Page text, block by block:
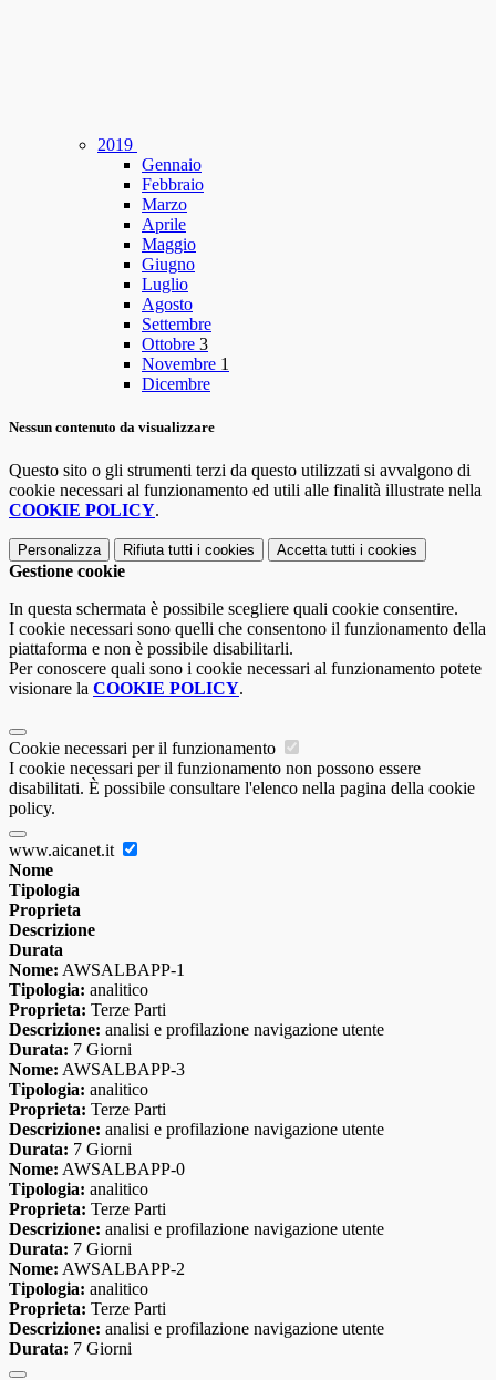
2019
Gennaio
Febbraio
Marzo
Aprile
Maggio
Giugno
Luglio
Agosto
Settembre
Ottobre 3
Novembre 1
Dicembre
Nessun contenuto da visualizzare
Questo sito o gli strumenti terzi da questo utilizzati si avvalgono di
cookie necessari al funzionamento ed utili alle finalità illustrate nella
COOKIE POLICY.
Personalizza Rifiuta tutti i cookies Accetta tutti i cookies
Gestione cookie
In questa schermata è possibile scegliere quali cookie consentire.
I cookie necessari sono quelli che consentono il funzionamento della
piattaforma e non è possibile disabilitarli.
Per conoscere quali sono i cookie necessari al funzionamento potete
visionare la COOKIE POLICY.
Cookie necessari per il funzionamento
I cookie necessari per il funzionamento non possono essere
disabilitati. È possibile consultare l'elenco nella pagina della cookie
policy.
www.aicanet.it
Nome
Tipologia
Proprieta
Descrizione
Durata
Nome: AWSALBAPP-1
Tipologia: analitico
Proprieta: Terze Parti
Descrizione: analisi e profilazione navigazione utente
Durata: 7 Giorni
Nome: AWSALBAPP-3
Tipologia: analitico
Proprieta: Terze Parti
Descrizione: analisi e profilazione navigazione utente
Durata: 7 Giorni
Nome: AWSALBAPP-0
Tipologia: analitico
Proprieta: Terze Parti
Descrizione: analisi e profilazione navigazione utente
Durata: 7 Giorni
Nome: AWSALBAPP-2
Tipologia: analitico
Proprieta: Terze Parti
Descrizione: analisi e profilazione navigazione utente
Durata: 7 Giorni